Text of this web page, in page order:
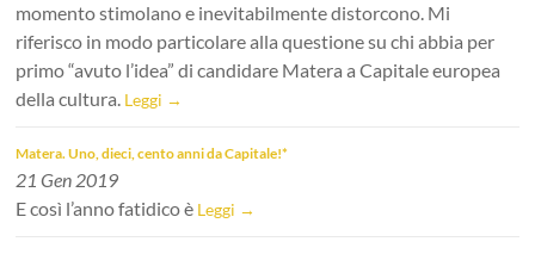
momento stimolano e inevitabilmente distorcono. Mi
riferisco in modo particolare alla questione su chi abbia per
primo “avuto l’idea” di candidare Matera a Capitale europea
della cultura. Leggi →
Matera. Uno, dieci, cento anni da Capitale!*
21 Gen 2019
E così l’anno fatidico è Leggi →